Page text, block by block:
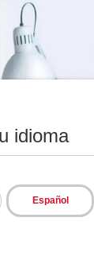
idioma
Español